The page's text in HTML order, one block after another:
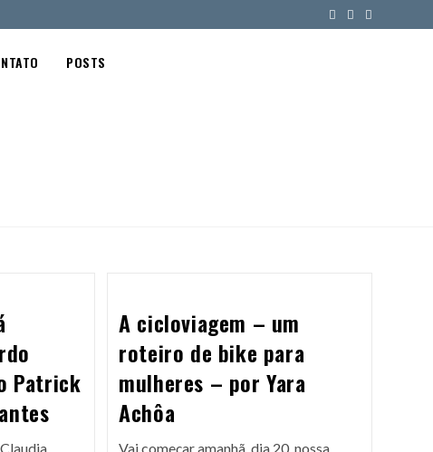
POSTS
Patrick
A cicloviagem – um
roteiro de bike para
mulheres – por Yara
Achôa
Vai começar amanhã, dia 20, nossa